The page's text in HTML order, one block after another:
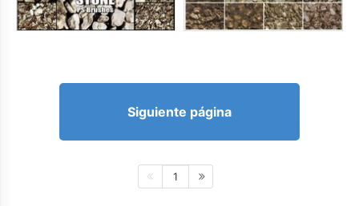
Siguiente página
1